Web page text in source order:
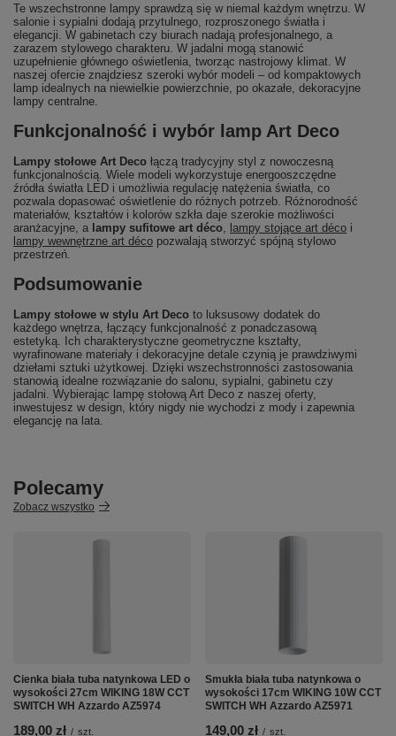
Te wszechstronne lampy sprawdzą się w niemal każdym wnętrzu. W
salonie i sypialni dodają przytulnego, rozproszonego światła i
elegancji. W gabinetach czy biurach nadają profesjonalnego, a
zarazem stylowego charakteru. W jadalni mogą stanowić
uzupełnienie głównego oświetlenia, tworząc nastrojowy klimat. W
naszej ofercie znajdziesz szeroki wybór modeli – od kompaktowych
lamp idealnych na niewielkie powierzchnie, po okazałe, dekoracyjne
lampy centralne.
Funkcjonalność i wybór lamp Art Deco
Lampy stołowe Art Deco łączą tradycyjny styl z nowoczesną
funkcjonalnością. Wiele modeli wykorzystuje energooszczędne
źródła światła LED i umożliwia regulację natężenia światła, co
pozwala dopasować oświetlenie do różnych potrzeb. Różnorodność
materiałów, kształtów i kolorów szkła daje szerokie możliwości
aranżacyjne, a lampy sufitowe art déco lampy stojące art déco i
lampy wewnętrzne art déco pozwalają stworzyć spójną stylowo
przestrzeń.
Podsumowanie
Lampy stołowe w stylu Art Deco to luksusowy dodatek do
każdego wnętrza, łączący funkcjonalność z ponadczasową
estetyką. Ich charakterystyczne geometryczne kształty,
wyrafinowane materiały i dekoracyjne detale czynią je prawdziwymi
dziełami sztuki użytkowej. Dzięki wszechstronności zastosowania
stanowią idealne rozwiązanie do salonu, sypialni, gabinetu czy
jadalni. Wybierając lampę stołową Art Deco z naszej oferty,
inwestujesz w design, który nigdy nie wychodzi z mody i zapewnia
elegancję na lata.
Polecamy
Zobacz wszystko
Cienka biała tuba natynkowa LED o
wysokości 27cm WIKING 18W CCT
SWITCH WH Azzardo AZ5974
189,00 zł / szt.
Smukła biała tuba natynkowa o
wysokości 17cm WIKING 10W CCT
SWITCH WH Azzardo AZ5971
149,00 zł / szt.